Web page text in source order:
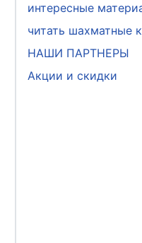
интересные
читать шахматные
НАШИ ПАРТНЕРЫ
Акции и скидки